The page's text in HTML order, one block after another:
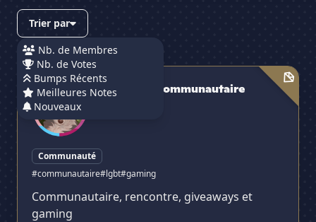
Trier par
Nb. de Membres
Nb. de Votes
Bumps Récents
Meilleures Notes
Nouveaux
4.2/5
Emma Lou | Communautaire
Emma Lou | Communautaire
Communauté
#communautaire#lgbt#gaming
Communautaire, rencontre, giveaways et
gaming